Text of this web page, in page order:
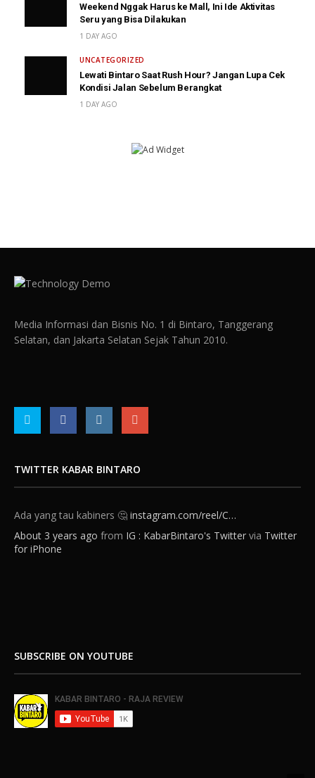
Weekend Nggak Harus ke Mall, Ini Ide Aktivitas
Seru yang Bisa Dilakukan
1 DAY AGO
UNCATEGORIZED
Lewati Bintaro Saat Rush Hour? Jangan Lupa Cek
Kondisi Jalan Sebelum Berangkat
1 DAY AGO
Media Informasi dan Bisnis No. 1 di Bintaro, Tanggerang
Selatan, dan Jakarta Selatan Sejak Tahun 2010.
TWITTER KABAR BINTARO
Ada yang tau kabiners 🤔instagram.com/reel/C…
About 3 years ago from IG : KabarBintaro's Twitter via Twitter
for iPhone
SUBSCRIBE ON YOUTUBE